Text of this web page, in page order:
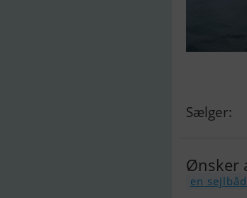
Sælger:
Ønsker
en sejlbåd